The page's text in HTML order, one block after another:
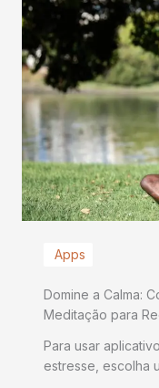
Apps
Domine a Calma:
Meditação para
Para usar
estresse, escolha